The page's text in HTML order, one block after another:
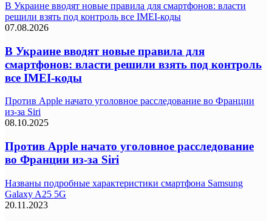
В Украине вводят новые правила для смартфонов: власти
решили взять под контроль все IMEI-коды
07.08.2026
В Украине вводят новые правила для
смартфонов: власти решили взять под контроль
все IMEI-коды
Против Apple начато уголовное расследование во Франции
из-за Siri
08.10.2025
Против Apple начато уголовное расследование
во Франции из-за Siri
Названы подробные характеристики смартфона Samsung
Galaxy A25 5G
20.11.2023